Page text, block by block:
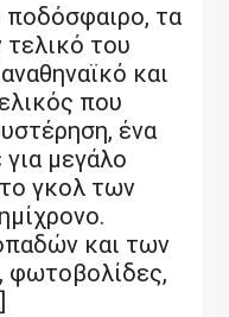
ποδόσφαιρο, τα
τελικό του
και
που
ένα
μεγάλο
γκολ των
και των
φωτοβολίδες,